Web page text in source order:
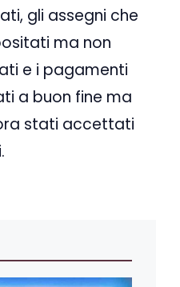
gli assegni che
ma non
e i pagamenti
a buon fine ma
stati accettati